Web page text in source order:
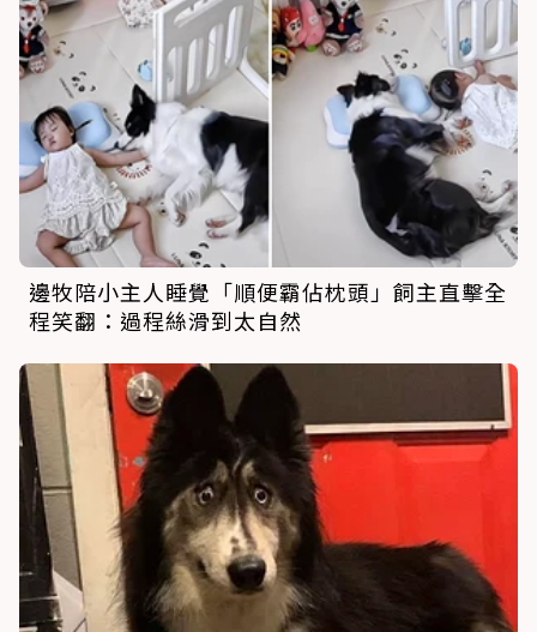
邊牧陪小主人睡覺「順便霸佔枕頭」飼主直擊全
程笑翻：過程絲滑到太自然